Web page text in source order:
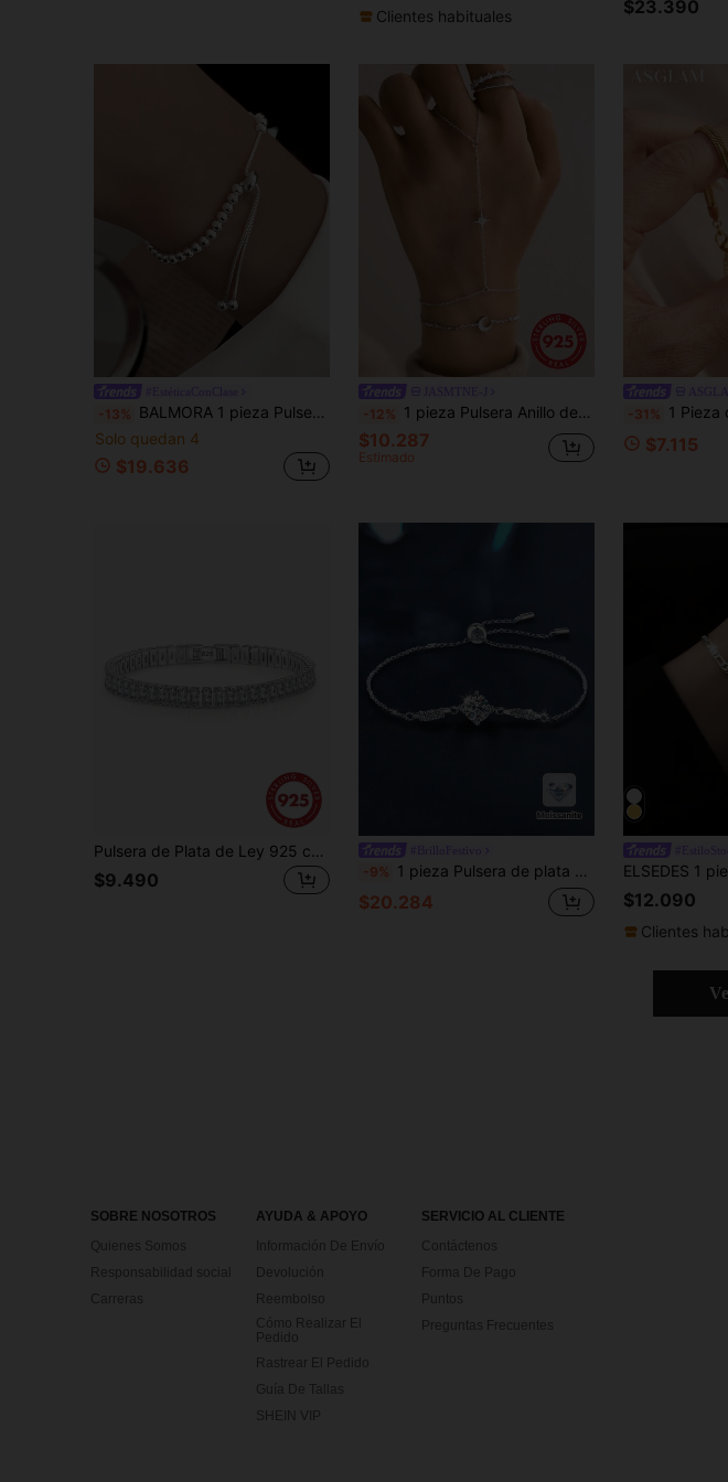
Clientes habituales $23.390
-13% BALMORA 1 pieza Pulsera redonda de cuentas de plata de ley S925 de alta gama, regalo versátil unisex
Solo quedan 4
$19.636
-12% 1 pieza Pulsera Anillo de Diamante Estrella Octogonal de Plata de Ley 925, Pulsera de Plata de Ley, Hipoalergénica, Adecuada para Uso Diario/Fiesta/Cita de Mujeres
$10.287
Estimado
-31% 1 Pieza de Pulsera de Plata de Ley 925 de Doble
$7.115
Pulsera de Plata de Ley 925 con Circonita, Unisex, Minimalista Personalizada Hecha a Mano, Regalo de Cumpleaños para Novia, Uso Diario
$9.490 -9% 1 pieza Pulsera de plata de ley 925 con Moissanita de 1 quilate de lujo para mujeres, adecuada para uso diario, fiestas, vacaciones, cumpleaños, Día de San Valentín, Día de la Madre, aniversario de bodas, regalo de joyería
$20.284 $12.090
Clientes
SOBRE NOSOTROS
Quienes Somos
Responsabilidad social
Carreras
AYUDA & APOYO
Información De Envío
Devolución
Reembolso
Cómo Realizar El
Pedido
Rastrear El Pedido
Guía De Tallas
SHEIN VIP
SERVICIO AL CLIENTE
Contáctenos
Forma De Pago
Puntos
Preguntas Frecuentes
DESCUENTO